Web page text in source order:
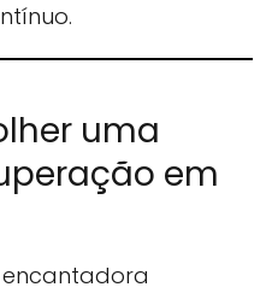
uma
em